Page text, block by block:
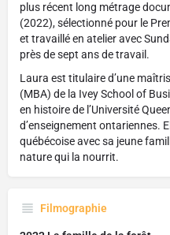
plus récent long métrage
(2022), sélectionné pour le
et travaillé en atelier avec
près de sept ans de travail.
Laura est titulaire d’une
(MBA) de la Ivey School of
en histoire de l’Université
d’enseignement ontariennes.
québécoise avec sa jeune
nature qui la nourrit.
Filmographie